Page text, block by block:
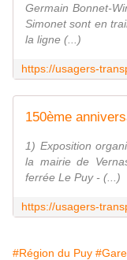
Germain Bonnet-
Simonet sont en
la ligne (...)
1) Exposition
la mairie de
ferrée Le Puy - (...)
#Région du Puy